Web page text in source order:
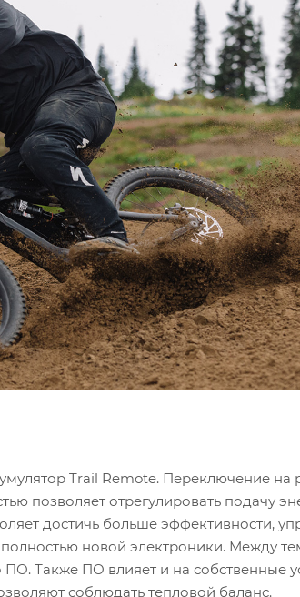
Trail Remote. Переключение на
позволяет отрегулировать подачу
достичь больше эффективности,
новой электроники. Между
ПО. Также ПО влияет и на собственные
соблюдать тепловой баланс.